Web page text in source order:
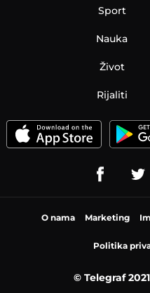
Sport
Nauka
Život
Rijaliti
O nama Marketing
Politika
© Telegraf 2021